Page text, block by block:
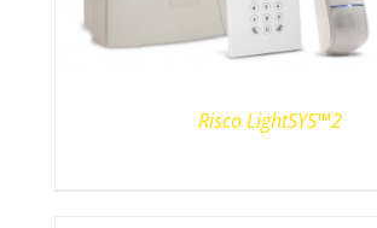
Risco LightSYS™2